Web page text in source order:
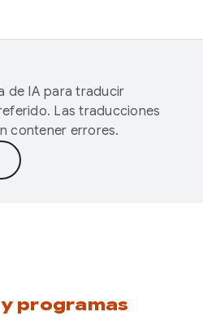
de IA para traducir
Las traducciones
contener errores.
programas